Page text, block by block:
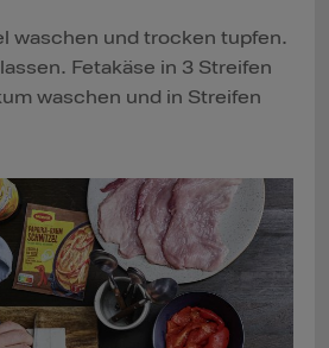
waschen und trocken tupfen.
Fetakäse in 3 Streifen
waschen und in Streifen